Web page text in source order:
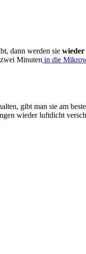
dann werden sie
Minuten in die
gibt man sie am
wieder luftdicht